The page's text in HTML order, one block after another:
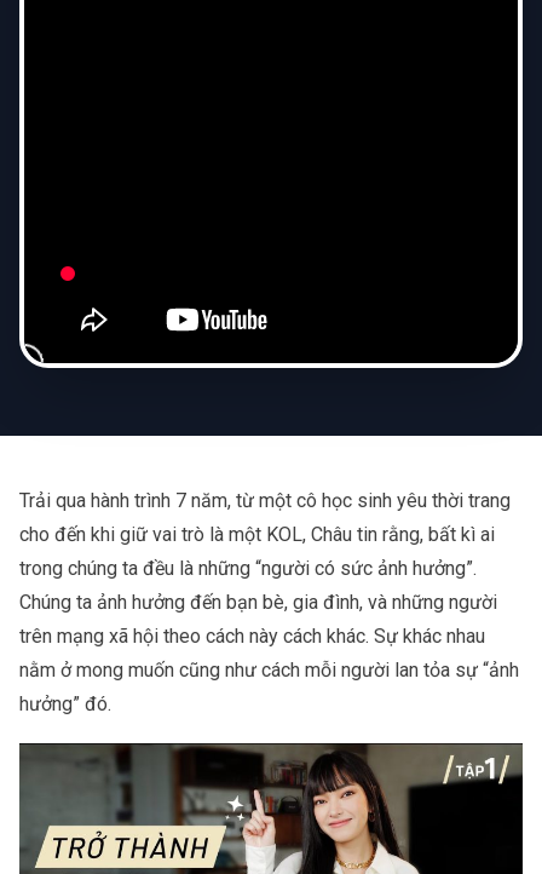
Trải qua hành trình 7 năm, từ một cô học sinh yêu thời trang
cho đến khi giữ vai trò là một KOL, Châu tin rằng, bất kì ai
trong chúng ta đều là những “người có sức ảnh hưởng”.
Chúng ta ảnh hưởng đến bạn bè, gia đình, và những người
trên mạng xã hội theo cách này cách khác. Sự khác nhau
nằm ở mong muốn cũng như cách mỗi người lan tỏa sự “ảnh
hưởng” đó.